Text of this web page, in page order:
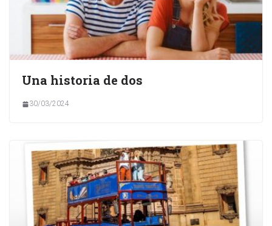
Una historia de dos
30/03/2024